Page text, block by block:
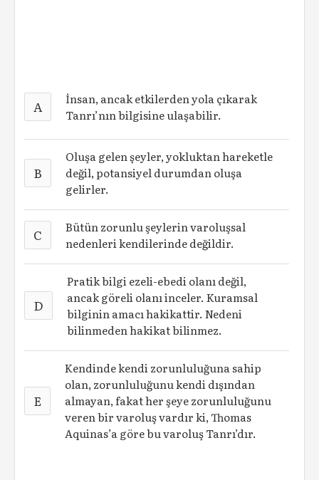
A
İnsan, ancak etkilerden yola çıkarak
Tanrı’nın bilgisine ulaşabilir.
B
Oluşa gelen şeyler, yokluktan hareketle
değil, potansiyel durumdan oluşa
gelirler.
C
Bütün zorunlu şeylerin varoluşsal
nedenleri kendilerinde değildir.
D
Pratik bilgi ezeli-ebedi olanı değil,
ancak göreli olanı inceler. Kuramsal
bilginin amacı hakikattir. Nedeni
bilinmeden hakikat bilinmez.
E
Kendinde kendi zorunluluğuna sahip
olan, zorunluluğunu kendi dışından
almayan, fakat her şeye zorunluluğunu
veren bir varoluş vardır ki, Thomas
Aquinas’a göre bu varoluş Tanrı’dır.